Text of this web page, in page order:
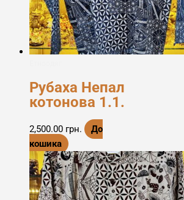
Рубаха Непал
котонова 1.1.
2,500.00 грн.
До
кошика